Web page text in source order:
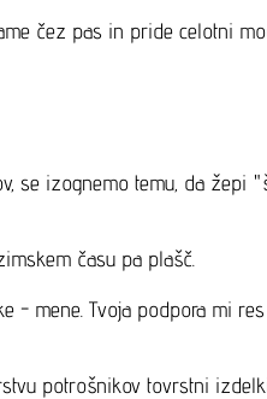
čez pas in pride celotni
se izognemo temu, da žepi
času pa plašč.
- mene. Tvoja podpora mi
potrošnikov tovrstni